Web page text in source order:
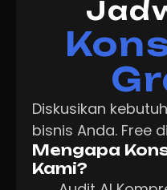
Diskusikan
bisnis Anda. Free
Mengapa
Kami?